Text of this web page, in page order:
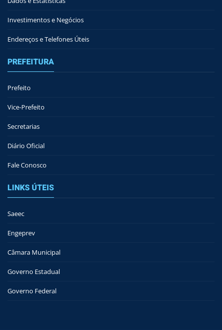
Investimentos e Negócios
Endereços e Telefones Úteis
PREFEITURA
Prefeito
Vice-Prefeito
Secretarias
Diário Oficial
Fale Conosco
LINKS ÚTEIS
Saeec
Engeprev
Câmara Municipal
Governo Estadual
Governo Federal